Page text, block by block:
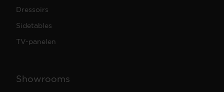
Dressoirs
Sidetables
TV-panelen
Showrooms